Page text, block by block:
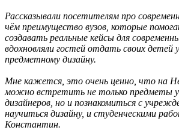
Рассказывали посетителям про
чём преимущество вузов, которые
создавать реальные кейсы для
вдохновляли гостей отдать своих детей
предметному дизайну.
Мне кажется, это очень ценно, что на
можно встретить не только предметы
дизайнеров, но и познакомиться с
научиться дизайну, и студенческими
Константин.